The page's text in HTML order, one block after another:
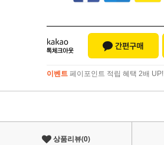
이벤트 페이포인트 적립 혜택 2배 UP!
이벤트페이포인트 적립 혜택 2배 UP!
상품리뷰(0)